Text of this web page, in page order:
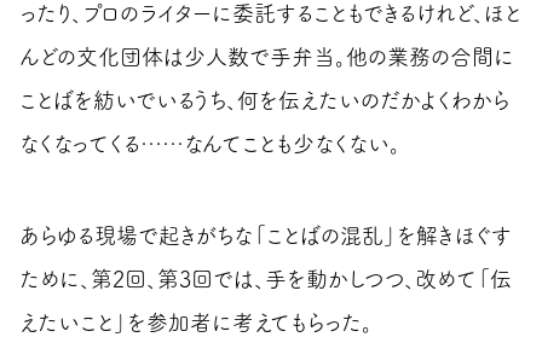
ったり、プロのライターに委託することもできるけれど、ほと
んどの文化団体は少人数で手弁当。他の業務の合間に
ことばを紡いでいるうち、何を伝えたいのだかよくわから
なくなってくる……なんてことも少なくない。
あらゆる現場で起きがちな「ことばの混乱」を解きほぐす
ために、第2回、第3回では、手を動かしつつ、改めて「伝
えたいこと」を参加者に考えてもらった。